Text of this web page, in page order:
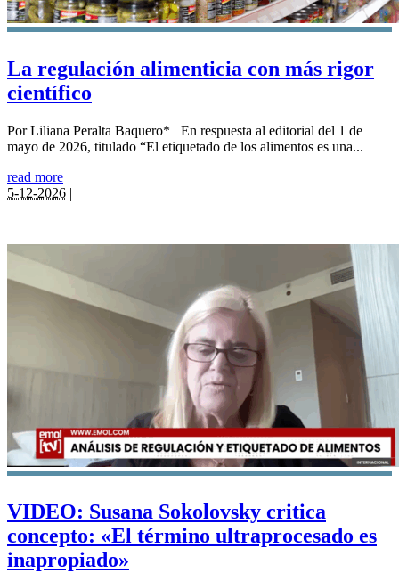
La regulación alimenticia con más rigor
científico
Por Liliana Peralta Baquero* En respuesta al editorial del 1 de
mayo de 2026, titulado “El etiquetado de los alimentos es una...
read more
5-12-2026 |
VIDEO: Susana Sokolovsky critica
concepto: «El término ultraprocesado es
inapropiado»